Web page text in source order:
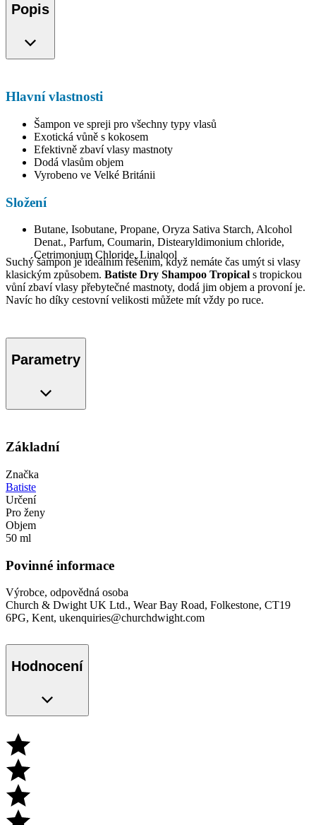
Popis
Hlavní vlastnosti
Šampon ve spreji pro všechny typy vlasů
Exotická vůně s kokosem
Efektivně zbaví vlasy mastnoty
Dodá vlasům objem
Vyrobeno ve Velké Británii
Složení
Butane, Isobutane, Propane, Oryza Sativa Starch, Alcohol
Denat., Parfum, Coumarin, Distearyldimonium chloride,
Cetrimonium Chloride, Linalool
Suchý šampon je ideálním řešením, když nemáte čas umýt si vlasy
klasickým způsobem. Batiste Dry Shampoo Tropical s tropickou
vůní zbaví vlasy přebytečné mastnoty, dodá jim objem a provoní je.
Navíc ho díky cestovní velikosti můžete mít vždy po ruce.
Parametry
Základní
Značka
Batiste
Určení
Pro ženy
Objem
50 ml
Povinné informace
Výrobce, odpovědná osoba
Church & Dwight UK Ltd., Wear Bay Road, Folkestone, CT19
6PG, Kent, ukenquiries@churchdwight.com
Hodnocení